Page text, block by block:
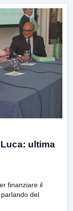
ultima
finanziare il
del